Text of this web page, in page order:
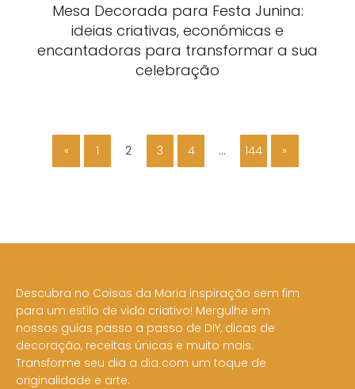
Mesa Decorada para Festa Junina:
ideias criativas, económicas e
encantadoras para transformar a sua
celebração
« 1 2 3 4 … 144 »
Descubra no Coisas da Maria inspiração sem fim
para um estilo de vida criativo! Mergulhe em
nossos guias passo a passo de DIY, dicas de
decoração, receitas únicas e muito mais.
Transforme seu dia a dia com um toque de
originalidade e arte.